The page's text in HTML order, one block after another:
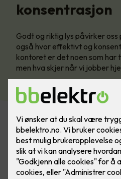
konsentrasjon
Godt og riktig lys påvirker
også hvor effektivt og
kontoret er det noen som har
men hva skjer når vi jobber